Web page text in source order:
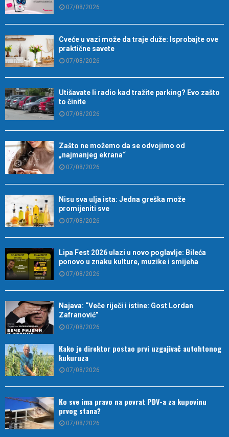
07/08/2026
Cveće u vazi može da traje duže: Isprobajte ove
praktične savete
07/08/2026
Utišavate li radio kad tražite parking? Evo zašto
to činite
07/08/2026
Zašto ne možemo da se odvojimo od
„najmanjeg ekrana“
07/08/2026
Nisu sva ulja ista: Jedna greška može
promijeniti sve
07/08/2026
Lipa Fest 2026 ulazi u novo poglavlje: Bileća
ponovo u znaku kulture, muzike i smijeha
07/08/2026
Najava: “Veče riječi i istine: Gost Lordan
Zafranović”
07/08/2026
Kako je direktor postao prvi uzgajivač autohtonog
kukuruza
07/08/2026
Ko sve ima pravo na povrat PDV-a za kupovinu
prvog stana?
07/08/2026